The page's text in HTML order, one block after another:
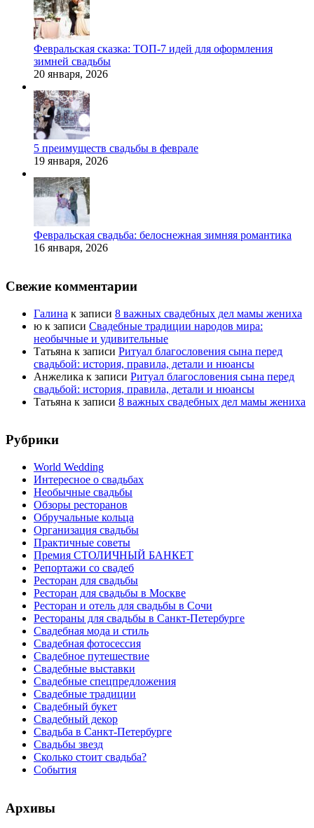
Февральская сказка: ТОП-7 идей для оформления
зимней свадьбы
20 января, 2026
5 преимуществ свадьбы в феврале
19 января, 2026
Февральская свадьба: белоснежная зимняя романтика
16 января, 2026
Свежие комментарии
Галина к записи 8 важных свадебных дел мамы жениха
ю к записи Свадебные традиции народов мира:
необычные и удивительные
Татьяна к записи Ритуал благословения сына перед
свадьбой: история, правила, детали и нюансы
Анжелика к записи Ритуал благословения сына перед
свадьбой: история, правила, детали и нюансы
Татьяна к записи 8 важных свадебных дел мамы жениха
Рубрики
World Wedding
Интересное о свадьбах
Необычные свадьбы
Обзоры ресторанов
Обручальные кольца
Организация свадьбы
Практичные советы
Премия СТОЛИЧНЫЙ БАНКЕТ
Репортажи со свадеб
Ресторан для свадьбы
Ресторан для свадьбы в Москве
Ресторан и отель для свадьбы в Сочи
Рестораны для свадьбы в Санкт-Петербурге
Свадебная мода и стиль
Свадебная фотосессия
Свадебное путешествие
Свадебные выставки
Свадебные спецпредложения
Свадебные традиции
Свадебный букет
Свадебный декор
Свадьба в Санкт-Петербурге
Свадьбы звезд
Сколько стоит свадьба?
События
Архивы